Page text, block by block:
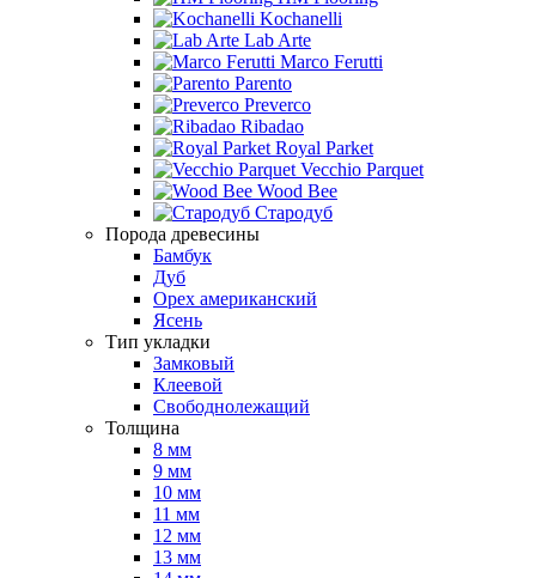
Kochanelli
Lab Arte
Marco Ferutti
Parento
Preverco
Ribadao
Royal Parket
Vecchio Parquet
Wood Bee
Стародуб
Порода древесины
Бамбук
Дуб
Орех американский
Ясень
Тип укладки
Замковый
Клеевой
Свободнолежащий
Толщина
8 мм
9 мм
10 мм
11 мм
12 мм
13 мм